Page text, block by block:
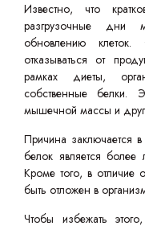
Известно, что
разгрузочные дни
обновлению
отказываться от
рамках диеты,
собственные белки.
мышечной массы и
Причина заключается
белок является более
Кроме того, в отличие
быть отложен в
Чтобы избежать